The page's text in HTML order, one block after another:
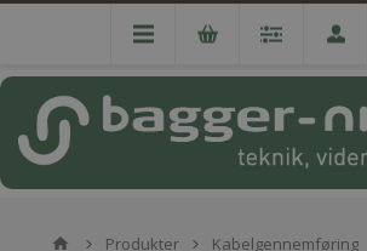
Produkter Kabelgennemføring